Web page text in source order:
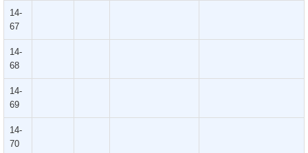
14-
67
14-
68
14-
69
14-
70